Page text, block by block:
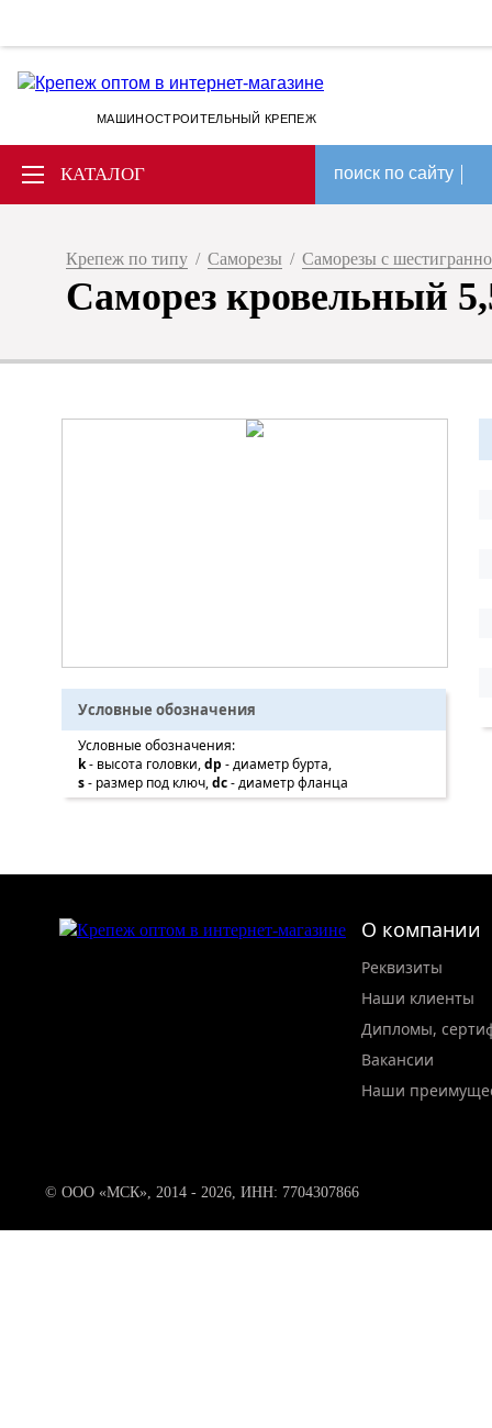
МАШИНОСТРОИТЕЛЬНЫЙ КРЕПЕЖ
КАТАЛОГ поиск по сайту
Крепеж по типу / Саморезы / Саморезы с
Саморез кровельный
Условные обозначения
Условные обозначения:
k- высота головки,dp - диаметр бурта,
s- размер под ключ,dc- диаметр фланца
О компании
Реквизиты
Наши клиенты
Дипломы,
Вакансии
Наши
© ООО «МСК», 2014 - 2026, ИНН: 7704307866